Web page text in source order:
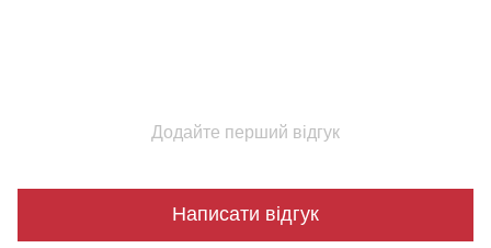
Додайте перший відгук
Написати відгук